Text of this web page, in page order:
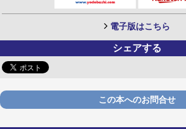
電子版はこちら
シェアする
この本へのお問合せ